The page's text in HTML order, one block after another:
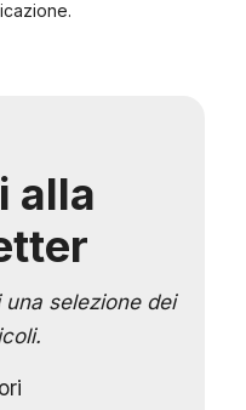
alla
selezione dei